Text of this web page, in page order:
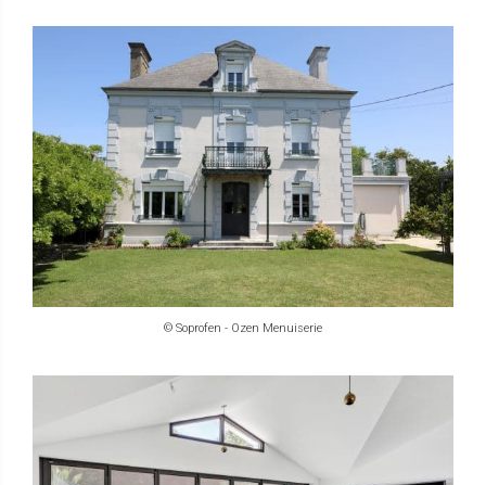
© Soprofen - Ozen Menuiserie